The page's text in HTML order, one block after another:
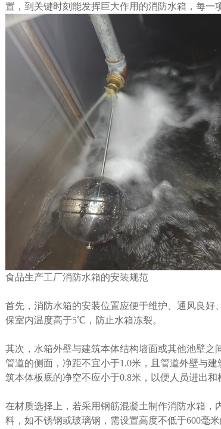
置，到关键时刻能发挥巨大作用的消防水箱，每一
食品生产工厂消防水箱的安装规范
首先， 消防水箱的安装位置应便于维护、通风良好
保室内温度高于5℃，防止水箱冻裂。
其次，水箱外壁与建筑本体结构墙面或其他池壁
管道的侧面，净距不宜小于1.0米，且管道外壁与
筑本体板底的净空不应小于0.8米，以便人员进出和
在材质选择上，若采用钢筋混凝土制作消防水箱
料，如不锈钢或玻璃钢，需设置高度不低于600毫